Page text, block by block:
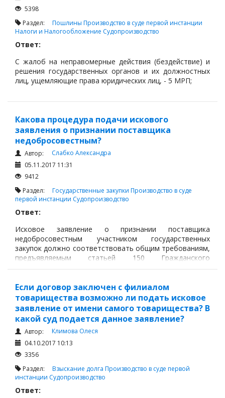
Трудовые отношения
Корпоративные отношения
Договоры
Доверенности
Интернет и право
Взыскание долга
Государственные закупки
Предварительный квалификационный отбор «Самрук-
Қазына» (ПКО)
Некоммерческие организации
Лицензирование (разрешения и уведомления)
Судопроизводство
Ответы государственных органов
5398
Раздел: Пошлины Производство в суде первой инстанции
Налоги и Налогообложение Судопроизводство
Ответ:
С жалоб на неправомерные действия (бездействие) и
решения государственных органов и их должностных
лиц, ущемляющие права юридических лиц, - 5 МРП;
Какова процедура подачи искового
заявления о признании поставщика
недобросовестным?
Автор:
Слабко Александра
05.11.2017 11:31
9412
Раздел: Государственные закупки Производство в суде
первой инстанции Судопроизводство
Ответ:
Исковое заявление о признании поставщика
недобросовестным участником государственных
закупок должно соответствовать общим требованиям,
предъявляемым статьей 150 Гражданского
процессуального кодекса Республики Казахстан. Оно
форме электронного документа.
Если договор заключен с филиалом
товарищества возможно ли подать исковое
заявление от имени самого товарищества? В
какой суд подается данное заявление?
Автор:
Климова Олеся
04.10.2017 10:13
3356
Раздел: Взыскание долга Производство в суде первой
инстанции Судопроизводство
Ответ: